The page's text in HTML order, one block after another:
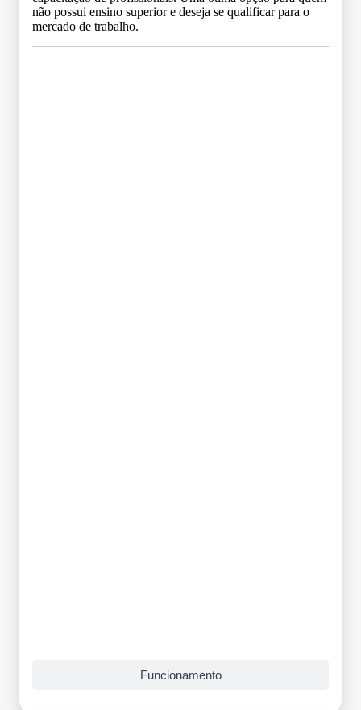
não possui ensino superior e deseja se qualificar para o
mercado de trabalho.
Funcionamento